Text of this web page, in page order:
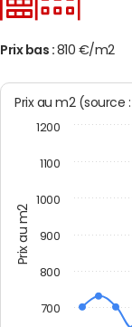
Prix bas : 810 €/m2
Prix au m2
Prix au m2
700
800
900
1000
1100
1200